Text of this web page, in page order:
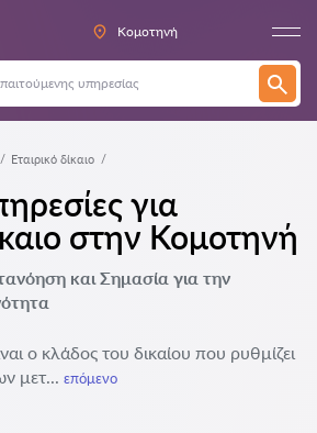
Κομοτηνή
Εταιρικό δίκαιο
για
στην Κομοτηνή
και Σημασία για την
ο κλάδος του δικαίου που ρυθμίζει
μετ... επόμενο